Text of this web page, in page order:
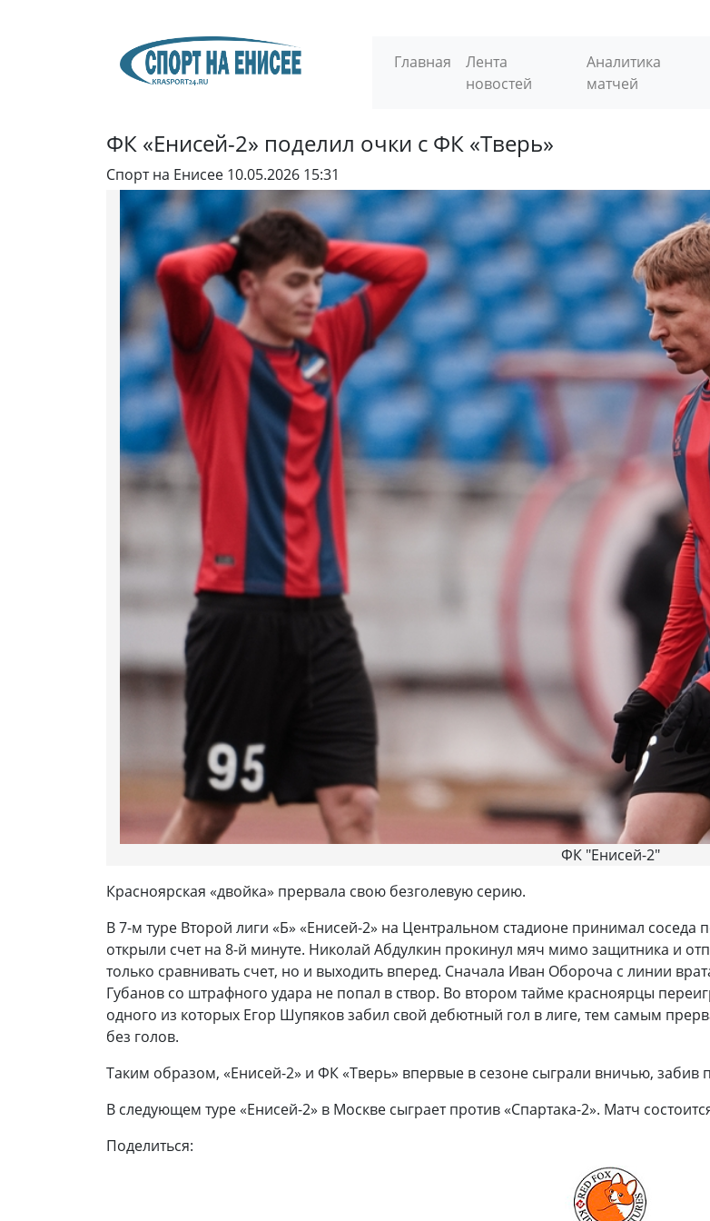
Главная
Лента
новостей
Аналитика
матчей
ФК «Енисей-2» поделил очки с ФК «Тверь»
Спорт на Енисее 10.05.2026 15:31
ФК "Енисей-2"
Красноярская «двойка» прервала свою безголевую серию.
В 7-м туре Второй лиги «Б» «Енисей-2» на Центральном стадионе принимал
открыли счет на 8-й минуте. Николай Абдулкин прокинул мяч мимо защитника и
только сравнивать счет, но и выходить вперед. Сначала Иван Обороча с линии
Губанов со штрафного удара не попал в створ. Во втором тайме красноярцы
одного из которых Егор Шупяков забил свой дебютный гол в лиге, тем самым
без голов.
Таким образом, «Енисей-2» и ФК «Тверь» впервые в сезоне сыграли вничью, забив
В следующем туре «Енисей-2» в Москве сыграет против «Спартака-2». Матч
Поделиться: